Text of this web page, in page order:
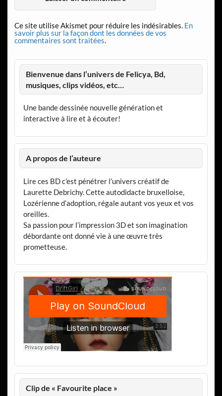
Ce site utilise Akismet pour réduire les indésirables. En
savoir plus sur la façon dont les données de vos
commentaires sont traitées
Bienvenue dans l’univers de Felicya, Bd,
musiques, clips vidéos, etc…
Une bande dessinée nouvelle génération et
interactive à lire et à écouter!
A propos de l’auteure
Lire ces BD c’est pénétrer l’univers créatif de
Laurette Debrichy. Cette autodidacte bruxelloise,
Lozérienne d’adoption, régale autant vos yeux et vos
oreilles.
Sa passion pour l’impression 3D et son imagination
débordante ont donné vie à une œuvre très
prometteuse.
Clip de « Favourite place »